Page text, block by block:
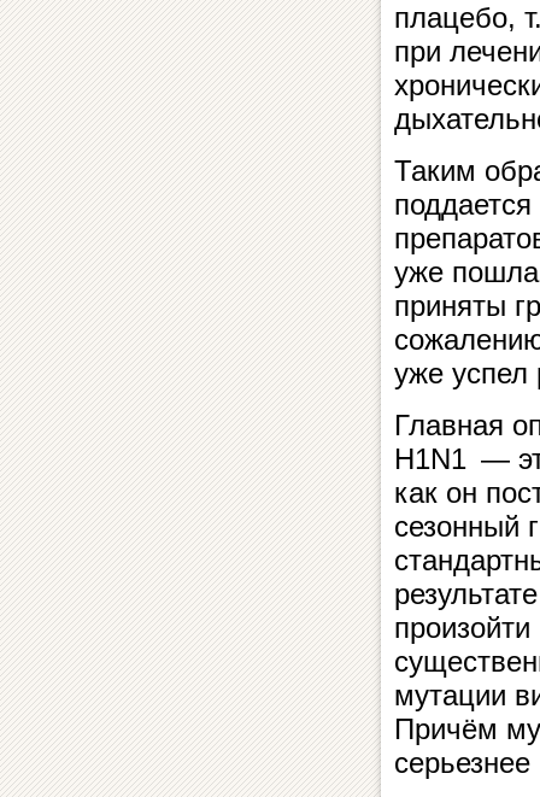
плацебо,
при
Таким
уже пошла
приняты
уже успел
Главная
Н1N1 —
как он
сезонный
мутации
Причём